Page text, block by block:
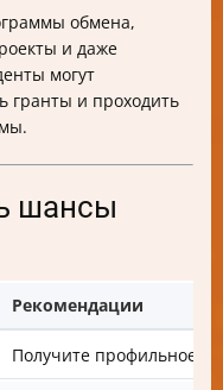
обмена,
и даже
могут
гранты и проходить
шансы
Рекомендации
Получите профильное